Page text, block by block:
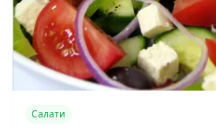
Салати